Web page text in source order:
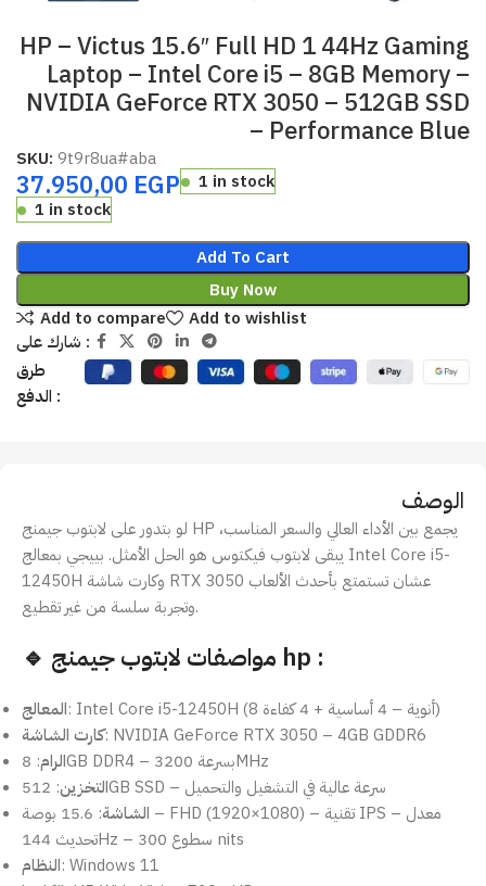
HP – Victus 15.6″ Full HD 1 44Hz Gaming
Laptop – Intel Core i5 – 8GB Memory –
NVIDIA GeForce RTX 3050 – 512GB SSD
– Performance Blue
SKU: 9t9r8ua#aba
37.950,00 EGP
1 in stock
1 in stock
Add To Cart
Buy Now
Add to compare
Add to wishlist
شارك على :
طرق
الدفع :
الوصف
لو بتدور على لابتوب جيمنج HP يجمع بين الأداء العالي والسعر المناسب،
يبقى لابتوب فيكتوس هو الحل الأمثل. بييجي بمعالج Intel Core i5-
12450H وكارت شاشة RTX 3050 عشان تستمتع بأحدث الألعاب
وتجربة سلسة من غير تقطيع.
🔹 مواصفات لابتوب جيمنج hp :
المعالج
: Intel Core i5-12450H (8 أنوية – 4 أساسية + 4 كفاءة)
كارت الشاشة: NVIDIA GeForce RTX 3050 – 4GB GDDR6
الرام
: 8GB DDR4 – بسرعة 3200MHz
التخزين
: 512GB SSD – سرعة عالية في التشغيل والتحميل
الشاشة
: 15.6 بوصة – FHD (1920×1080) – تقنية IPS – معدل
تحديث 144Hz – سطوع 300 nits
النظام: Windows 11